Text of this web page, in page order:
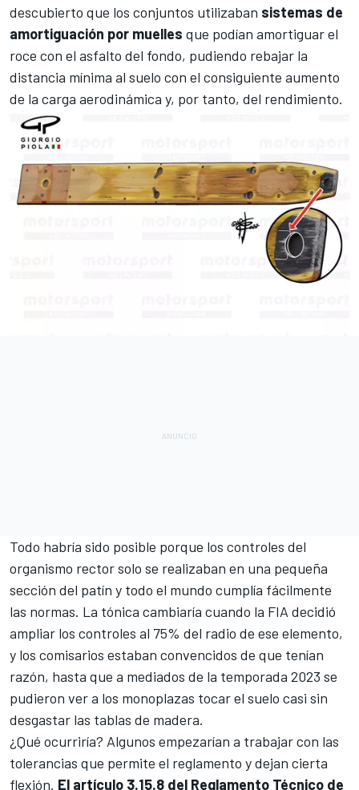
descubierto que los conjuntos utilizaban sistemas de
amortiguación por muelles que podían amortiguar el
roce con el asfalto del fondo, pudiendo rebajar la
distancia mínima al suelo con el consiguiente aumento
de la carga aerodinámica y, por tanto, del rendimiento.
Todo habría sido posible porque los controles del
organismo rector solo se realizaban en una pequeña
sección del patín y todo el mundo cumplía fácilmente
las normas. La tónica cambiaría cuando la FIA decidió
ampliar los controles al 75% del radio de ese elemento,
y los comisarios estaban convencidos de que tenían
razón, hasta que a mediados de la temporada 2023 se
pudieron ver a los monoplazas tocar el suelo casi sin
desgastar las tablas de madera.
¿Qué ocurriría? Algunos empezarían a trabajar con las
tolerancias que permite el reglamento y dejan cierta
flexión. El artículo 3.15.8 del Reglamento Técnico de